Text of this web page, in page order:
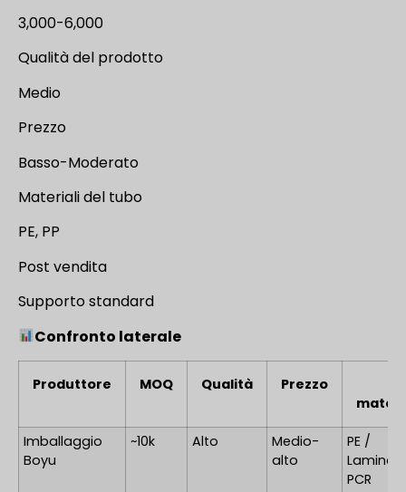
3,000-6,000
Qualità del prodotto
Medio
Prezzo
Basso-Moderato
Materiali del tubo
PE, PP
Post vendita
Supporto standard
Confronto laterale
Produttore MOQ Qualità Prezzo
Imballaggio
Boyu
~10k Alto
Medio-
alto
PE /
PCR